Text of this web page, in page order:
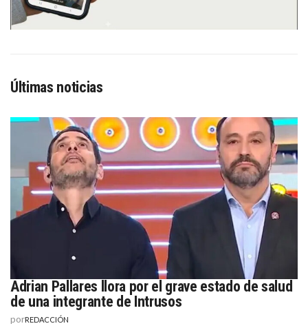
Últimas noticias
Adrian Pallares llora por el grave estado de salud
de una integrante de Intrusos
porREDACCIÓN